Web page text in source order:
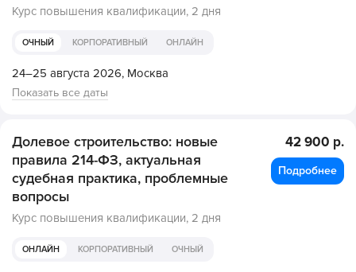
Курс повышения квалификации, 2 дня
ОЧНЫЙ КОРПОРАТИВНЫЙ ОНЛАЙН
24–25 августа 2026, Москва
Показать все даты
Долевое строительство: новые
правила 214-ФЗ, актуальная
судебная практика, проблемные
вопросы
Курс повышения квалификации, 2 дня
ОНЛАЙН КОРПОРАТИВНЫЙ ОЧНЫЙ
42 900 р.
Подробнее